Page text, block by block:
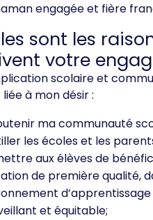
engagée et fière
sont les
votre
scolaire et
à mon désir :
ma communauté
les écoles et les
aux élèves de
de première qualité,
et équitable;